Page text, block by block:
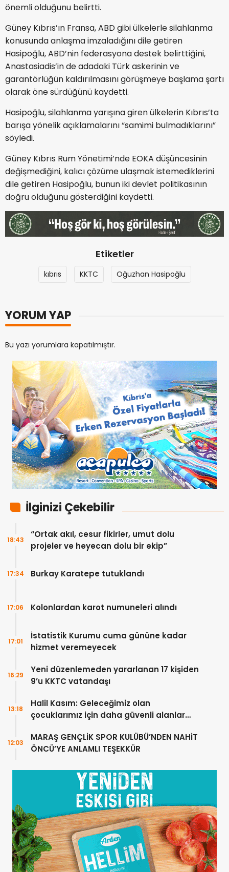
önemli olduğunu belirtti.
Güney Kıbrıs’ın Fransa, ABD gibi ülkelerle silahlanma
konusunda anlaşma imzaladığını dile getiren
Hasipoğlu, ABD’nin federasyona destek belirttiğini,
Anastasiadis’in de adadaki Türk askerinin ve
garantörlüğün kaldırılmasını görüşmeye başlama şartı
olarak öne sürdüğünü kaydetti.
Hasipoğlu, silahlanma yarışına giren ülkelerin Kıbrıs’ta
barışa yönelik açıklamalarını “samimi bulmadıklarını”
söyledi.
Güney Kıbrıs Rum Yönetimi’nde EOKA düşüncesinin
değişmediğini, kalıcı çözüme ulaşmak istemediklerini
dile getiren Hasipoğlu, bunun iki devlet politikasının
doğru olduğunu gösterdiğini kaydetti.
Etiketler
kıbrıs KKTC Oğuzhan Hasipoğlu
YORUM YAP
Bu yazı yorumlara kapatılmıştır.
İlginizi Çekebilir
“Ortak akıl, cesur fikirler, umut dolu
projeler ve heyecan dolu bir ekip”
18:43
Burkay Karatepe tutuklandı
17:34
Kolonlardan karot numuneleri alındı
17:06
İstatistik Kurumu cuma gününe kadar
hizmet veremeyecek
17:01
Yeni düzenlemeden yararlanan 17 kişiden
9’u KKTC vatandaşı
16:29
Halil Kasım: Geleceğimiz olan
çocuklarımız için daha güvenli alanlar
13:18
MARAŞ GENÇLİK SPOR KULÜBÜ’NDEN NAHİT
ÖNCÜ’YE ANLAMLI TEŞEKKÜR
12:03